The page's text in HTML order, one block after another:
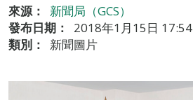
來源：
新聞局（GCS）
發布日期：
2018年1月15日 17:54
類別：
新聞圖片